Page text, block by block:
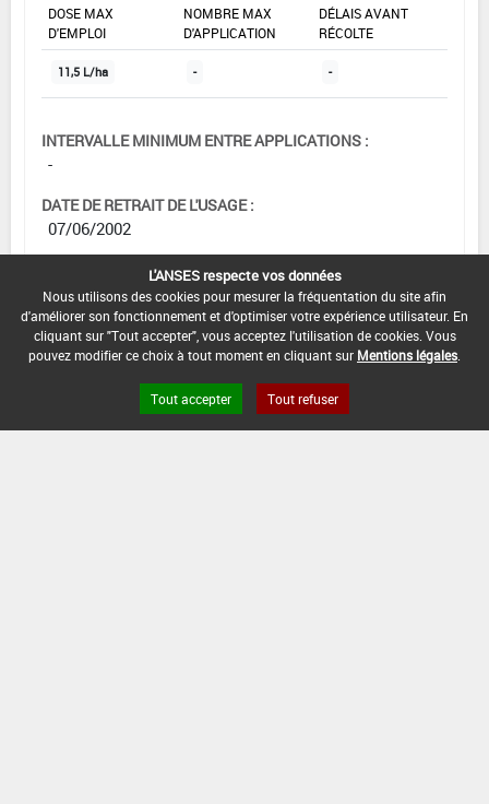
DOSE MAX
D'EMPLOI
NOMBRE MAX
D'APPLICATION
DÉLAIS AVANT
RÉCOLTE
11,5 L/ha - -
INTERVALLE MINIMUM ENTRE APPLICATIONS :
-
DATE DE RETRAIT DE L'USAGE :
07/06/2002
DATE DE FIN DE DISTRIBUTION :
-
DATE DE FIN D'UTILISATION :
-
L'ANSES respecte vos données
Nous utilisons des cookies pour mesurer la fréquentation du site afin
d'améliorer son fonctionnement et d'optimiser votre expérience utilisateur. En
cliquant sur "Tout accepter", vous acceptez l'utilisation de cookies. Vous
pouvez modifier ce choix à tout moment en cliquant sur Mentions légales
Tout accepter Tout refuser